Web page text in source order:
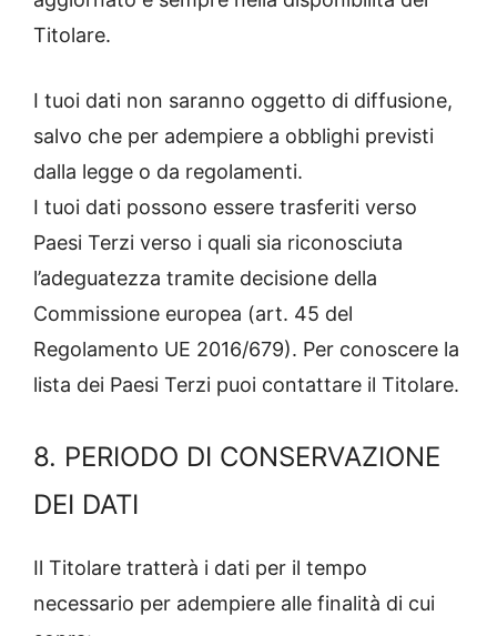
Titolare.
I tuoi dati non saranno oggetto di diffusione,
salvo che per adempiere a obblighi previsti
dalla legge o da regolamenti.
I tuoi dati possono essere trasferiti verso
Paesi Terzi verso i quali sia riconosciuta
l’adeguatezza tramite decisione della
Commissione europea (art. 45 del
Regolamento UE 2016/679). Per conoscere la
lista dei Paesi Terzi puoi contattare il Titolare.
8. PERIODO DI CONSERVAZIONE
DEI DATI
Il Titolare tratterà i dati per il tempo
necessario per adempiere alle finalità di cui